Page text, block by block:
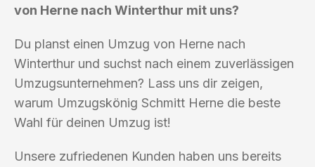
von Herne nach Winterthur mit uns?
Du planst einen Umzug von Herne nach
Winterthur und suchst nach einem zuverlässigen
Umzugsunternehmen? Lass uns dir zeigen,
warum Umzugskönig Schmitt Herne die beste
Wahl für deinen Umzug ist!
Unsere zufriedenen Kunden haben uns bereits